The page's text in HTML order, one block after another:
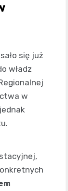
się już
władz
w